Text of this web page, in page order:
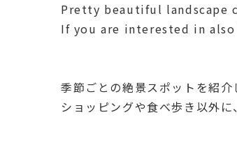
Pretty beautiful landscape
If you are interested in
季節ごとの絶景スポットを紹
ショッピングや食べ歩き以外